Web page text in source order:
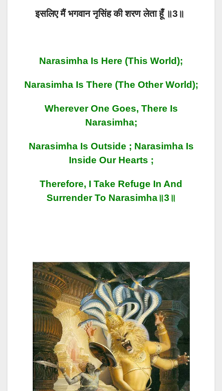
इसलिए मैं भगवान नृसिंह की शरण लेता हूँ ॥3॥
Narasimha Is Here (this World);
Narasimha Is There (the Other World);
Wherever One Goes, There Is
Narasimha;
Narasimha Is Outside ; Narasimha Is
Inside Our Hearts ;
Therefore, I Take Refuge In And
Surrender To Narasimha॥3॥